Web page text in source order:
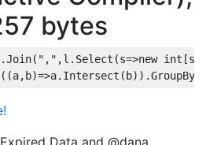
bytes
Data and @dana